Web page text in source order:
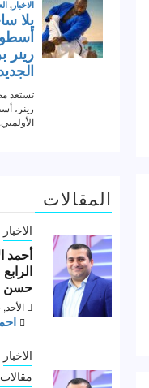
المقالات
الاخبار
أحمد
حسن
الأحد, 18 يناير 2026, 5:05 ص
الاخبار
مقالات